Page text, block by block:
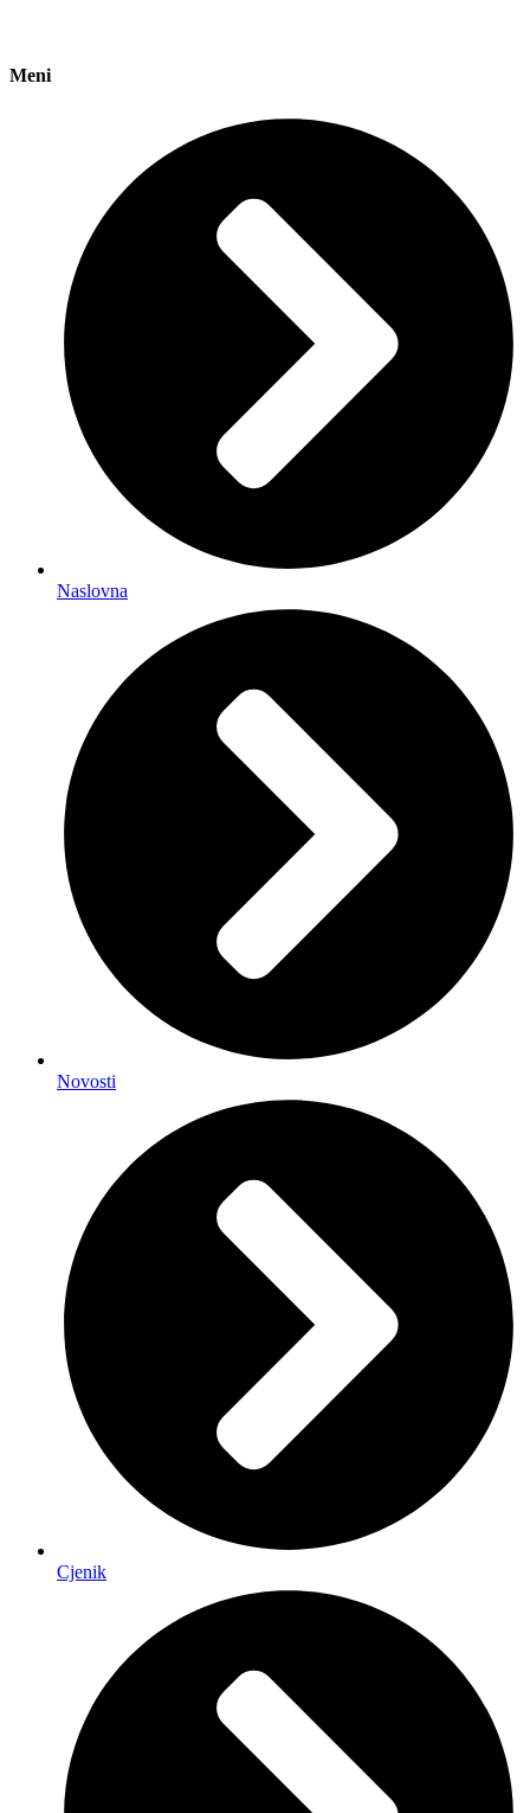
Meni
Naslovna
Novosti
Cjenik